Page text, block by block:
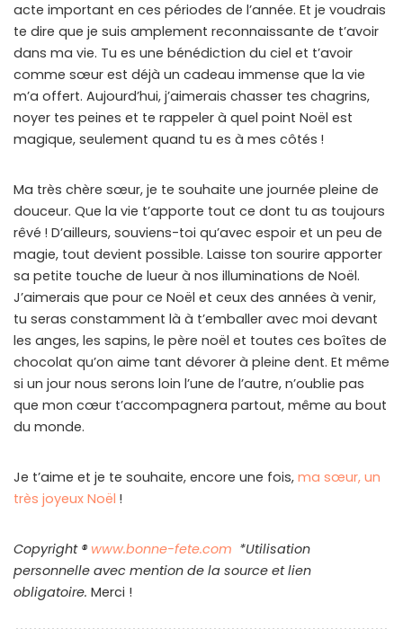
acte important en ces périodes de l’année. Et je voudrais
te dire que je suis amplement reconnaissante de t’avoir
dans ma vie. Tu es une bénédiction du ciel et t’avoir
comme sœur est déjà un cadeau immense que la vie
m’a offert. Aujourd’hui, j’aimerais chasser tes chagrins,
noyer tes peines et te rappeler à quel point Noël est
magique, seulement quand tu es à mes côtés !
Ma très chère sœur, je te souhaite une journée pleine de
douceur. Que la vie t’apporte tout ce dont tu as toujours
rêvé ! D’ailleurs, souviens-toi qu’avec espoir et un peu de
magie, tout devient possible. Laisse ton sourire apporter
sa petite touche de lueur à nos illuminations de Noël.
J’aimerais que pour ce Noël et ceux des années à venir,
tu seras constamment là à t’emballer avec moi devant
les anges, les sapins, le père noël et toutes ces boîtes de
chocolat qu’on aime tant dévorer à pleine dent. Et même
si un jour nous serons loin l’une de l’autre, n’oublie pas
que mon cœur t’accompagnera partout, même au bout
du monde.
Je t’aime et je te souhaite, encore une fois, ma sœur, un
très joyeux Noël !
Copyright ® www.bonne-fete.com *Utilisation
personnelle avec mention de la source et lien
obligatoire. Merci !